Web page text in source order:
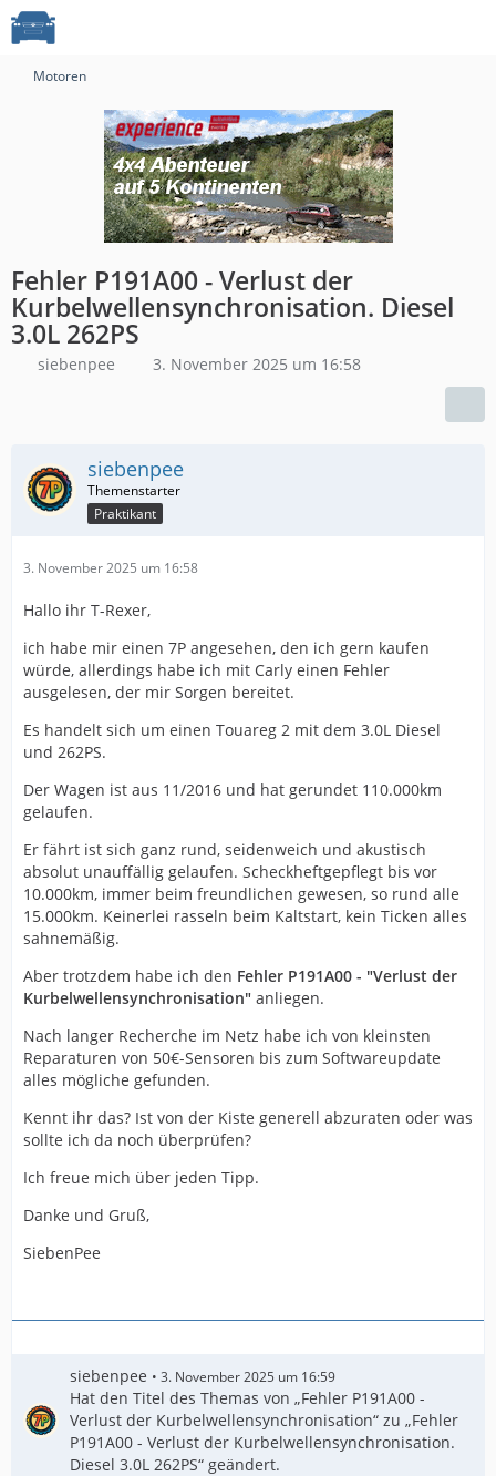
Motoren
Fehler P191A00 - Verlust der
Kurbelwellensynchronisation. Diesel
3.0L 262PS
siebenpee 3. November 2025 um 16:58
siebenpee
Praktikant
3. November 2025 um 16:58
Hallo ihr T-Rexer,
ich habe mir einen 7P angesehen, den ich gern kaufen
würde, allerdings habe ich mit Carly einen Fehler
ausgelesen, der mir Sorgen bereitet.
Es handelt sich um einen Touareg 2 mit dem 3.0L Diesel
und 262PS.
Der Wagen ist aus 11/2016 und hat gerundet 110.000km
gelaufen.
Er fährt ist sich ganz rund, seidenweich und akustisch
absolut unauffällig gelaufen. Scheckheftgepflegt bis vor
10.000km, immer beim freundlichen gewesen, so rund alle
15.000km. Keinerlei rasseln beim Kaltstart, kein Ticken alles
sahnemäßig.
Aber trotzdem habe ich den Fehler P191A00 - "Verlust der
Kurbelwellensynchronisation" anliegen.
Nach langer Recherche im Netz habe ich von kleinsten
Reparaturen von 50€-Sensoren bis zum Softwareupdate
alles mögliche gefunden.
Kennt ihr das? Ist von der Kiste generell abzuraten oder was
sollte ich da noch überprüfen?
Ich freue mich über jeden Tipp.
Danke und Gruß,
SiebenPee
siebenpee 3. November 2025 um 16:59
Hat den Titel des Themas von „Fehler P191A00 -
Verlust der Kurbelwellensynchronisation“ zu „Fehler
P191A00 - Verlust der Kurbelwellensynchronisation.
Diesel 3.0L 262PS“ geändert.